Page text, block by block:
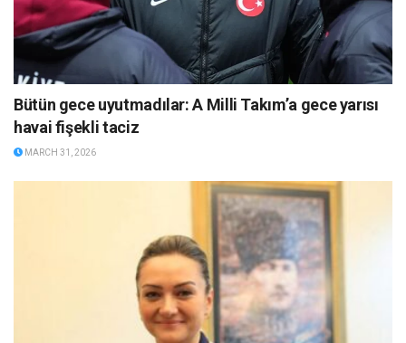
Bütün gece uyutmadılar: A Milli Takım’a gece yarısı
havai fişekli taciz
MARCH 31, 2026